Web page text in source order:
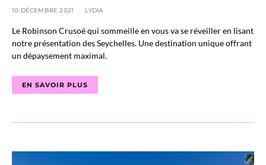
10 DÉCEMBRE 2021 LYDIA
Le Robinson Crusoé qui sommeille en vous va se réveiller en lisant
notre présentation des Seychelles. Une destination unique offrant
un dépaysement maximal.
EN SAVOIR PLUS